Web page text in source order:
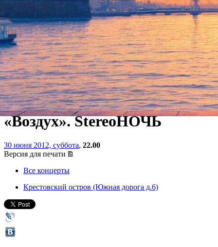
«Светлая Музыка»
представляет
международный фестиваль
Stereoleto. Летний проект
«Воздух». StereoНОЧЬ
30 июня 2012, суббота, 22.00
Версия для печати
Все концерты
Крестовский остров (Южная дорога д.6)